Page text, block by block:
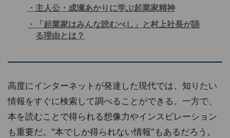
主人公・成瀬あかりに学ぶ起業家精神
「起業家はみんな読むべし」と村上社長が語
る理由とは？
高度にインターネットが発達した現代では、知りたい
情報をすぐに検索して調べることができる。一方で、
本を読むことで得られる想像力やインスピレーション
も重要だ。"本でしか得られない情報"もあるだろう。